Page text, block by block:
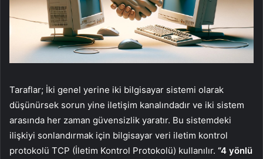
Taraflar; İki genel yerine iki bilgisayar sistemi olarak
düşünürsek sorun yine iletişim kanalındadır ve iki sistem
arasında her zaman güvensizlik yaratır. Bu sistemdeki
ilişkiyi sonlandırmak için bilgisayar veri iletim kontrol
protokolü TCP (İletim Kontrol Protokolü) kullanılır. “4 yönlü